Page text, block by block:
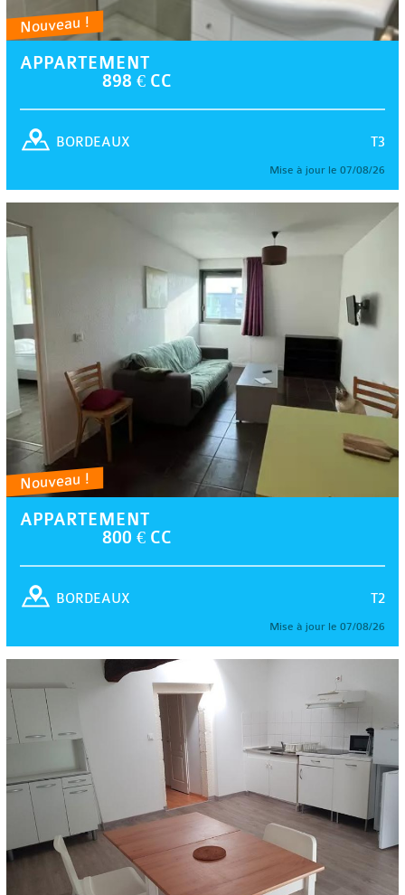
Nouveau !
APPARTEMENT
898 € CC
T3
BORDEAUX
Mise à jour le 07/08/26
Nouveau !
APPARTEMENT
800 € CC
T2
BORDEAUX
Mise à jour le 07/08/26